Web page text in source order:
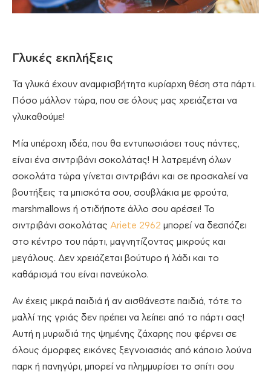
Γλυκές εκπλήξεις
Τα γλυκά έχουν αναμφισβήτητα κυρίαρχη θέση στα πάρτι.
Πόσο μάλλον τώρα, που σε όλους μας χρειάζεται να
γλυκαθούμε!
Μία υπέροχη ιδέα, που θα εντυπωσιάσει τους πάντες,
είναι ένα σιντριβάνι σοκολάτας! Η λατρεμένη όλων
σοκολάτα τώρα γίνεται σιντριβάνι και σε προσκαλεί να
βουτήξεις τα μπισκότα σου, σουβλάκια με φρούτα,
marshmallows ή οτιδήποτε άλλο σου αρέσει! Το
σιντριβάνι σοκολάτας Ariete 2962 μπορεί να δεσπόζει
στο κέντρο του πάρτι, μαγνητίζοντας μικρούς και
μεγάλους. Δεν χρειάζεται βούτυρο ή λάδι και το
καθάρισμά του είναι πανεύκολο.
Αν έχεις μικρά παιδιά ή αν αισθάνεστε παιδιά, τότε το
μαλλί της γριάς δεν πρέπει να λείπει από το πάρτι σας!
Αυτή η μυρωδιά της ψημένης ζάχαρης που φέρνει σε
όλους όμορφες εικόνες ξεγνοιασιάς από κάποιο λούνα
παρκ ή πανηγύρι, μπορεί να πλημμυρίσει το σπίτι σου